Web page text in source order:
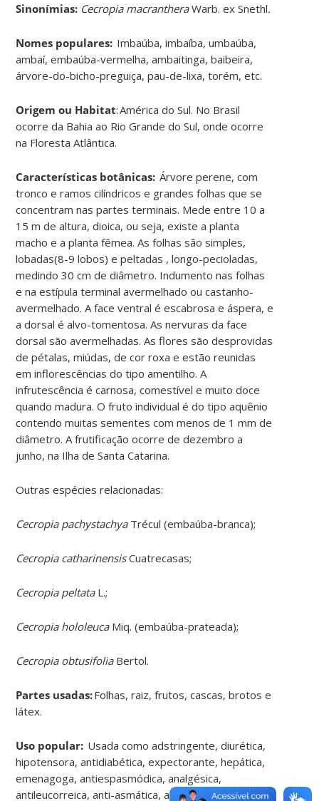
Sinonímias: Cecropia macrantheraWarb. ex Snethl.
Nomes populares: Imbaúba, imbaíba, umbaúba,
ambaí, embaúba-vermelha, ambaitinga, baibeira,
árvore-do-bicho-preguiça, pau-de-lixa, torém, etc.
Origem ou Habitat:América do Sul. No Brasil
ocorre da Bahia ao Rio Grande do Sul, onde ocorre
na Floresta Atlântica.
Características botânicas: Árvore perene, com
tronco e ramos cilíndricos e grandes folhas que se
concentram nas partes terminais. Mede entre 10 a
15 m de altura, dioica, ou seja, existe a planta
macho e a planta fêmea. As folhas são simples,
lobadas(8-9 lobos) e peltadas , longo-pecioladas,
medindo 30 cm de diâmetro. Indumento nas folhas
e na estípula terminal avermelhado ou castanho-
avermelhado. A face ventral é escabrosa e áspera, e
a dorsal é alvo-tomentosa. As nervuras da face
dorsal são avermelhadas. As flores são desprovidas
de pétalas, miúdas, de cor roxa e estão reunidas
em inflorescências do tipo amentilho. A
infrutescência é carnosa, comestível e muito doce
quando madura. O fruto individual é do tipo aquênio
contendo muitas sementes com menos de 1 mm de
diâmetro. A frutificação ocorre de dezembro a
junho, na Ilha de Santa Catarina.
Outras espécies relacionadas:
Cecropia pachystachyaTrécul (embaúba-branca);
Cecropia catharinensisCuatrecasas;
Cecropia peltataL.;
Cecropia hololeucaMiq. (embaúba-prateada);
Cecropia obtusifoliaBertol.
Partes usadas:Folhas, raiz, frutos, cascas, brotos e
látex.
Uso popular: Usada como adstringente, diurética,
hipotensora, antidiabética, expectorante, hepática,
emenagoga, antiespasmódica, analgésica,
antileucorreica, anti-asmática, antigripal e